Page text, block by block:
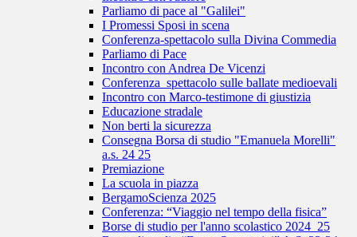
Parliamo di pace al "Galilei"
I Promessi Sposi in scena
Conferenza-spettacolo sulla Divina Commedia
Parliamo di Pace
Incontro con Andrea De Vicenzi
Conferenza_spettacolo sulle ballate medioevali
Incontro con Marco-testimone di giustizia
Educazione stradale
Non berti la sicurezza
Consegna Borsa di studio "Emanuela Morelli"
a.s. 24 25
Premiazione
La scuola in piazza
BergamoScienza 2025
Conferenza: “Viaggio nel tempo della fisica”
Borse di studio per l'anno scolastico 2024_25